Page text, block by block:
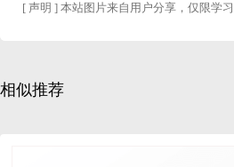
[ 声明 ] 本站图片来自用户分享，仅限学
相似推荐